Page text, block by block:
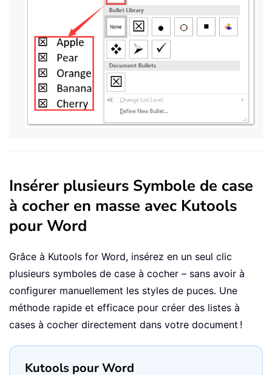
Insérer plusieurs Symbole de case
à cocher en masse avec Kutools
pour Word
Grâce à Kutools for Word, insérez en un seul clic
plusieurs symboles de case à cocher – sans avoir à
configurer manuellement les styles de puces. Une
méthode rapide et efficace pour créer des listes à
cases à cocher directement dans votre document !
Kutools pour Word